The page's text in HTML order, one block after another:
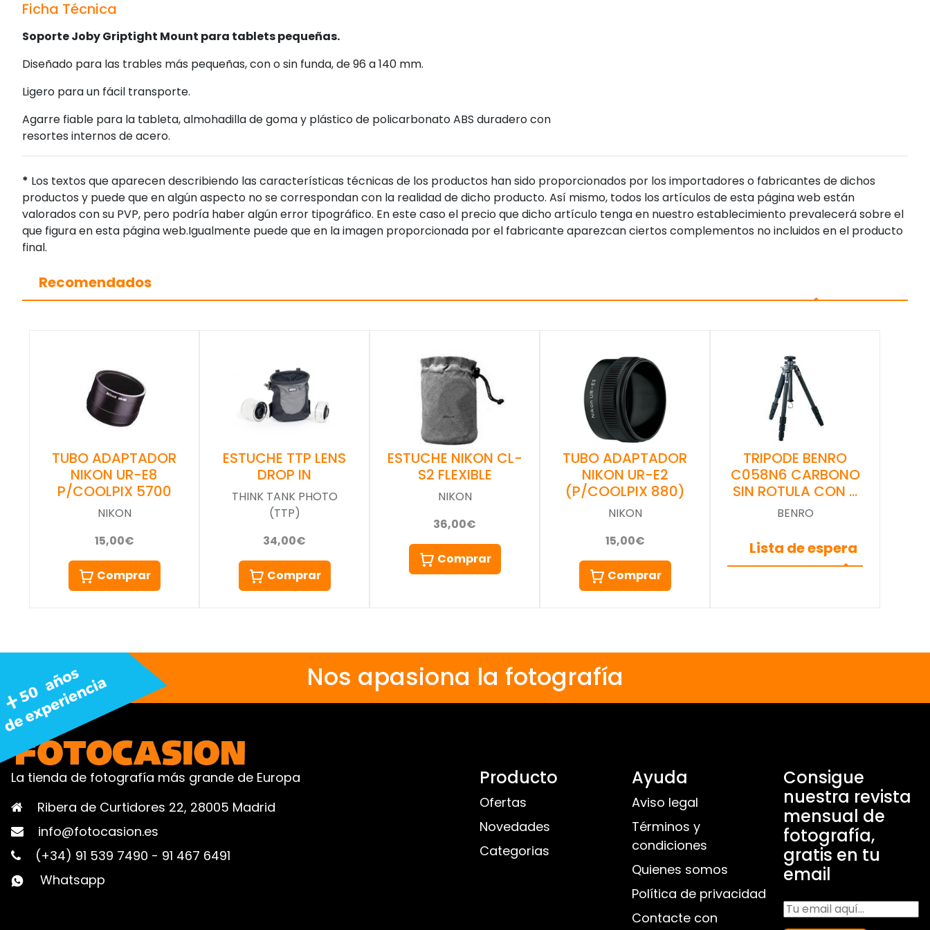
Ficha Técnica
Soporte Joby Griptight Mount para tablets pequeñas.
Diseñado para las trables más pequeñas, con o sin funda, de 96 a 140 mm.
Ligero para un fácil transporte.
Agarre fiable para la tableta, almohadilla de goma y plástico de policarbonato ABS duradero con
resortes internos de acero.
* Los textos que aparecen describiendo las características técnicas de los productos han sido proporcionados por los importadores o fabricantes de dichos
productos y puede que en algún aspecto no se correspondan con la realidad de dicho producto. Así mismo, todos los artículos de esta página web están
valorados con su PVP, pero podría haber algún error tipográfico. En este caso el precio que dicho artículo tenga en nuestro establecimiento prevalecerá sobre el
que figura en esta página web.Igualmente puede que en la imagen proporcionada por el fabricante aparezcan ciertos complementos no incluidos en el producto
final.
Recomendados
TUBO ADAPTADOR
NIKON UR-E8
P/COOLPIX 5700
NIKON
15,00€
Comprar
ESTUCHE TTP LENS
DROP IN
THINK TANK PHOTO
(TTP)
34,00€
Comprar
ESTUCHE NIKON CL-
S2 FLEXIBLE
NIKON
36,00€
Comprar
TUBO ADAPTADOR
NIKON UR-E2
(P/COOLPIX 880)
NIKON
15,00€
Comprar
TRIPODE BENRO
C058N6 CARBONO
SIN ROTULA CON …
BENRO
Lista de espera
Nos apasiona la fotografía
La tienda de fotografía más grande de Europa
Ribera de Curtidores 22, 28005 Madrid
info@fotocasion.es
(+34) 91 539 7490 - 91 467 6491
Whatsapp
Producto
Ofertas
Novedades
Categorias
Ayuda
Aviso legal
Términos y
condiciones
Quienes somos
Política de privacidad
Contacte con
Consigue
nuestra revista
mensual de
fotografía,
gratis en tu
email